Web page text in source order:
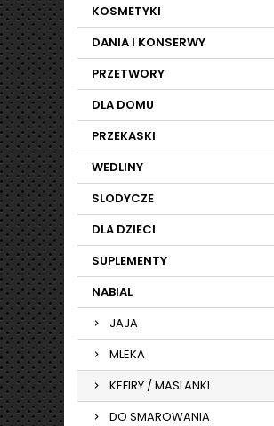
KOSMETYKI
DANIA I KONSERWY
PRZETWORY
DLA DOMU
PRZEKASKI
WEDLINY
SLODYCZE
DLA DZIECI
SUPLEMENTY
NABIAL
JAJA
MLEKA
KEFIRY / MASLANKI
DO SMAROWANIA